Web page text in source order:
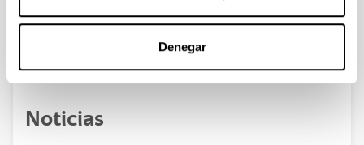
Denegar
Páginas intermedias Use
Noticias